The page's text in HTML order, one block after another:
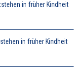
in früher Kindheit
in früher Kindheit